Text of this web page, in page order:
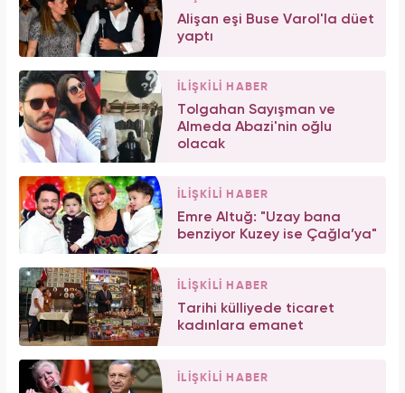
Alişan eşi Buse Varol'la düet
yaptı
İLİŞKİLİ HABER
Tolgahan Sayışman ve
Almeda Abazi'nin oğlu
olacak
İLİŞKİLİ HABER
Emre Altuğ: "Uzay bana
benziyor Kuzey ise Çağla’ya"
İLİŞKİLİ HABER
Tarihi külliyede ticaret
kadınlara emanet
İLİŞKİLİ HABER